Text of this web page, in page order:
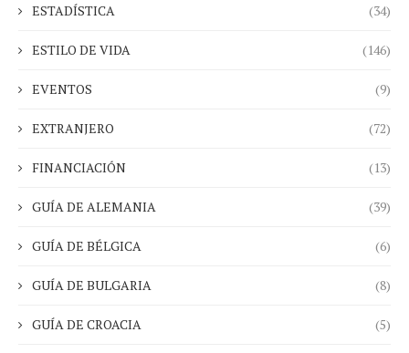
ESTADÍSTICA (34)
ESTILO DE VIDA (146)
EVENTOS (9)
EXTRANJERO (72)
FINANCIACIÓN (13)
GUÍA DE ALEMANIA (39)
GUÍA DE BÉLGICA (6)
GUÍA DE BULGARIA (8)
GUÍA DE CROACIA (5)